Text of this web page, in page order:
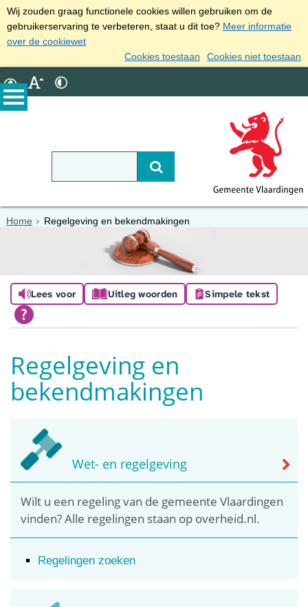
Wij zouden graag functionele cookies willen gebruiken om de
gebruikerservaring te verbeteren, staat u dit toe? Meer informatie
over de cookiewet
Cookies toestaan
Cookies niet toestaan
Home Regelgeving en bekendmakingen
Lees voor Uitleg woorden Simpele tekst
Regelgeving en
bekendmakingen
Wet- en regelgeving
Wilt u een regeling van de gemeente Vlaardingen
vinden? Alle regelingen staan op overheid.nl.
Regelingen zoeken